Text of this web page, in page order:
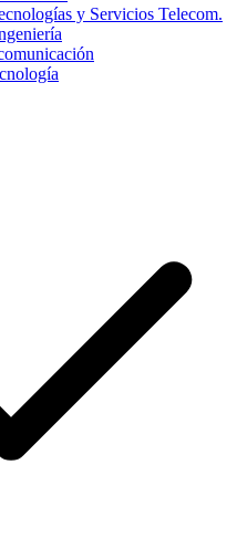
y Servicios Telecom.